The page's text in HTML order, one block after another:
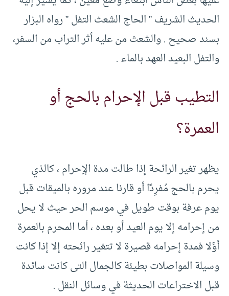
الحديث الشريف ” الحاج الشعث التفل ” رواه البزار
بسند صحيح .‏ والشعث من عليه أثر التراب من السفر،
والتفل البعيد العهد بالماء .‏
التطيب قبل الإحرام بالحج أو
العمرة؟
يظهر تغير الرائحة إذا طالت مدة الإِحرام ، كالذي
يحرم بالحج مُفرِدًا أو قارنا عند مروره بالميقات قبل
يوم عرفة بوقت طويل في موسم الحر حيث لا يحل
من إحرامه إلا يوم العيد أو بعده ، أما المحرم بالعمرة
أوَّلا فمدة إحرامه قصيرة لا تتغير رائحته إلا إذا كانت
وسيلة المواصلات بطيئة كالجمال التى كانت سائدة
قبل الاختراعات الحديثة في وسائل النقل .‏